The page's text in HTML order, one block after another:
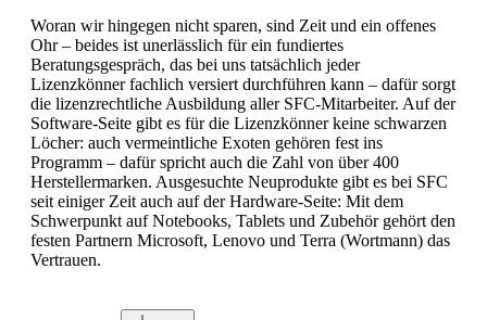
Woran wir hingegen nicht sparen, sind Zeit und ein offenes
Ohr – beides ist unerlässlich für ein fundiertes
Beratungsgespräch, das bei uns tatsächlich jeder
Lizenzkönner fachlich versiert durchführen kann – dafür sorgt
die lizenzrechtliche Ausbildung aller SFC-Mitarbeiter. Auf der
Software-Seite gibt es für die Lizenzkönner keine schwarzen
Löcher: auch vermeintliche Exoten gehören fest ins
Programm – dafür spricht auch die Zahl von über 400
Herstellermarken. Ausgesuchte Neuprodukte gibt es bei SFC
seit einiger Zeit auch auf der Hardware-Seite: Mit dem
Schwerpunkt auf Notebooks, Tablets und Zubehör gehört den
festen Partnern Microsoft, Lenovo und Terra (Wortmann) das
Vertrauen.